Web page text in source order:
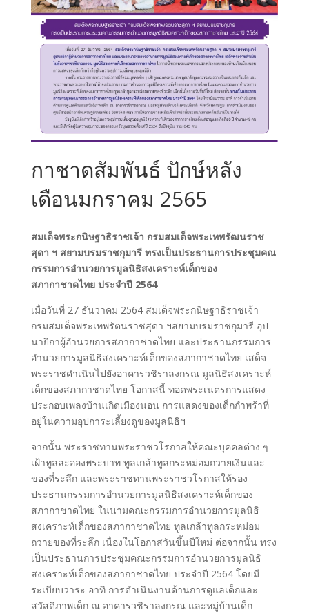
กาชาดสัมพันธ์ ปักษ์หลัง
เดือนมกราคม 2565
สมเด็จพระกนิษฐาธิราชเจ้า กรมสมเด็จพระเทพรัฒนราช
สุดา ฯ สยามบรมราชกุมารี ทรงเป็นประธานการประชุมคณ
กรรมการอำนวยการมูลนิธิสงเคราะห์เด็กของ
สภากาชาดไทย ประจำปี 2564
เมื่อวันที่ 27 ธันวาคม 2564 สมเด็จพระกนิษฐาธิราชเจ้า
กรมสมเด็จพระเทพรัตนราชสุดา ฯสยามบรมราชกุมารี อุป
นายิกาผู้อำนวยการสภากาชาดไทย และประธานกรรมการ
อำนวยการมูลนิธิสงเคราะห์เด็กของสภากาชาดไทย เสด็จ
พระราชดำเนินไปยังอาคารวชิราลงกรณ มูลนิธิสงเคราะห์
เด็กของสภากาชาดไทย โอกาสนี้ ทอดพระเนตรการแสดง
ประกอบเพลงบ้านเกิดเมืองนอน การแสดงของเด็กกำพร้าที่
อยู่ในความอุปการะเลี้ยงดูของมูลนิธิฯ
จากนั้น พระราชทานพระราชวโรกาสให้คณะบุคคลต่าง ๆ
เฝ้าทูลละอองพระบาท ทูลเกล้าทูลกระหม่อมถวายเงินและ
ของที่ระลึก และพระราชทานพระราชวโรกาสให้รอง
ประธานกรรมการอำนวยการมูลนิธิสงเคราะห์เด็กของ
สภากาชาดไทย ในนามคณะกรรมการอำนวยการมูลนิธิ
สงเคราะห์เด็กของสภากาชาดไทย ทูลเกล้าทูลกระหม่อม
ถวายของที่ระลึก เนื่องในโอกาสวันขึ้นปีใหม่ ต่อจากนั้น ทรง
เป็นประธานการประชุมคณะกรรมการอำนวยการมูลนิธิ
สงเคราะห์เด็กของสภากาชาดไทย ประจำปี 2564 โดยมี
ระเบียบวาระ อาทิ การดำเนินงานด้านการดูแลเด็กและ
สวัสดิภาพเด็ก ณ อาคารวชิราลงกรณ และหมู่บ้านเด็ก